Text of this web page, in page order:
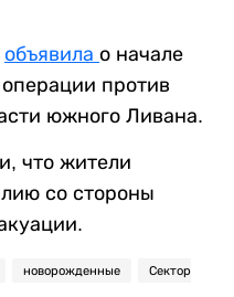
объявила о начале
против
южного Ливана.
что жители
со стороны
новорожденные Сектор